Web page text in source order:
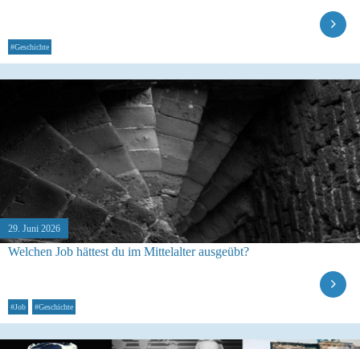
#Geschichte
29. Juni 2026
Welchen Job hättest du im Mittelalter ausgeübt?
#Job #Geschichte